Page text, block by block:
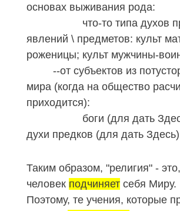
основах выживания рода:
что-то типа духов
явлений \ предметов: культ
роженицы; культ мужчины-
--от субъектов из
мира (когда на общество
приходится):
боги (для дать Здесь
духи предков (для дать
Таким образом, "религия" -
человек подчиняет себя Миру.
Поэтому, те учения, которые